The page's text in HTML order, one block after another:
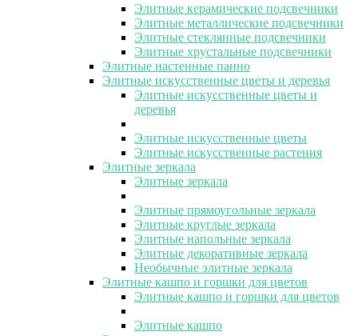
Элитные керамические подсвечники
Элитные металлические подсвечники
Элитные стеклянные подсвечники
Элитные хрустальные подсвечники
Элитные настенные панно
Элитные искусственные цветы и деревья
Элитные искусственные цветы и
деревья
Элитные искусственные цветы
Элитные искусственные растения
Элитные зеркала
Элитные зеркала
Элитные прямоугольные зеркала
Элитные круглые зеркала
Элитные напольные зеркала
Элитные декоративные зеркала
Необычные элитные зеркала
Элитные кашпо и горшки для цветов
Элитные кашпо и горшки для цветов
Элитные кашпо